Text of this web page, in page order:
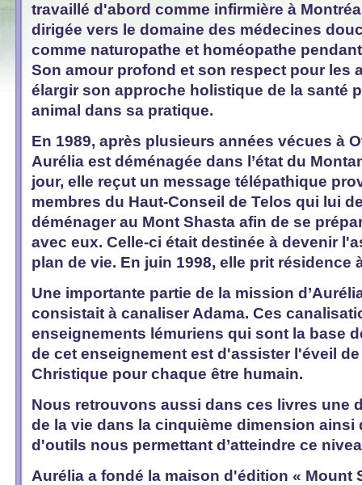
travaillé d'abord comme infirmière à
dirigée vers le domaine des médecines
comme naturopathe et homéopathe
Son amour profond et son respect pour les
élargir son approche holistique de la santé
animal dans sa pratique.
En 1989, après plusieurs années vécues à
Aurélia est déménagée dans l’état du
jour, elle reçut un message télépathique
membres du Haut-Conseil de Telos qui lui
déménager au Mont Shasta afin de se
avec eux. Celle-ci était destinée à devenir
plan de vie. En juin 1998, elle prit résidence
Une importante partie de la mission
consistait à canaliser Adama. Ces
enseignements lémuriens qui sont la base
de cet enseignement est d'assister l'éveil
Christique pour chaque être humain.
Nous retrouvons aussi dans ces livres une
de la vie dans la cinquième dimension ainsi
d'outils nous permettant d’atteindre ce
Aurélia a fondé la maison d'édition « Mount